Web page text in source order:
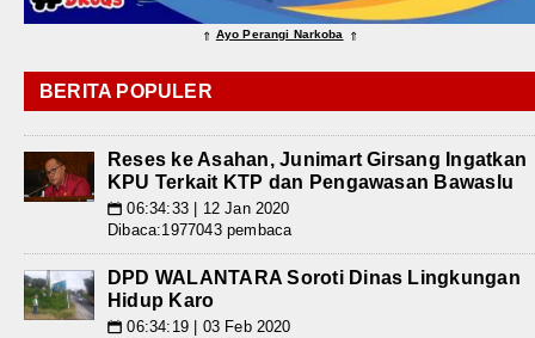
⇑ Ayo Perangi Narkoba ⇑
BERITA POPULER
Reses ke Asahan, Junimart Girsang Ingatkan
KPU Terkait KTP dan Pengawasan Bawaslu
📅 06:34:33 | 12 Jan 2020
Dibaca:1977043 pembaca
DPD WALANTARA Soroti Dinas Lingkungan
Hidup Karo
📅 06:34:19 | 03 Feb 2020